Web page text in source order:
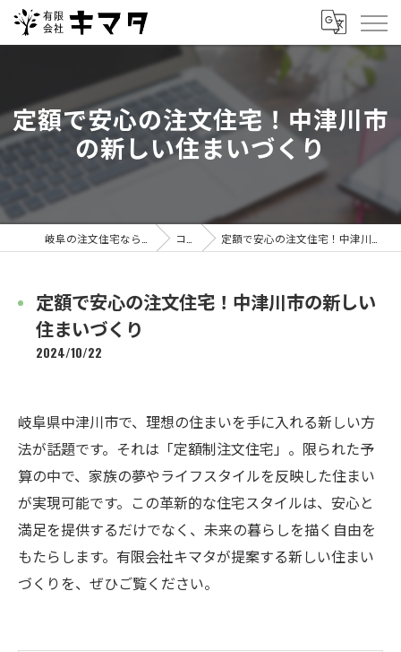
定額で安心の注文住宅！中津川市
の新しい住まいづくり
コラム 定額で安心の注文住宅！中津川市の新しい住まいづくり
定額で安心の注文住宅！中津川市の新しい
住まいづくり
2024/10/22
岐阜県中津川市で、理想の住まいを手に入れる新しい方
法が話題です。それは「定額制注文住宅」。限られた予
算の中で、家族の夢やライフスタイルを反映した住まい
が実現可能です。この革新的な住宅スタイルは、安心と
満足を提供するだけでなく、未来の暮らしを描く自由を
もたらします。有限会社キマタが提案する新しい住まい
づくりを、ぜひご覧ください。